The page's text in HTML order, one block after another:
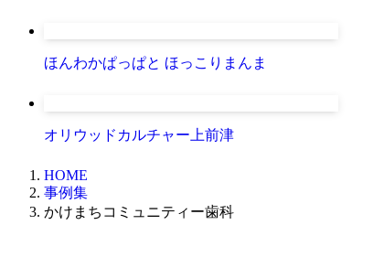
ほんわかぱっぱと ほっこりまんま
オリウッドカルチャー上前津
HOME
事例集
かけまちコミュニティー歯科